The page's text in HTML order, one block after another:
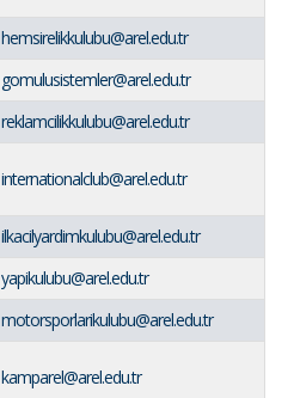
hemsirelikkulubu@arel.edu.tr
gomulusistemler@arel.edu.tr
reklamcilikkulubu@arel.edu.tr
internationalclub@arel.edu.tr
ilkacilyardimkulubu@arel.edu.tr
yapikulubu@arel.edu.tr
motorsporlarikulubu@arel.edu.tr
kamparel@arel.edu.tr